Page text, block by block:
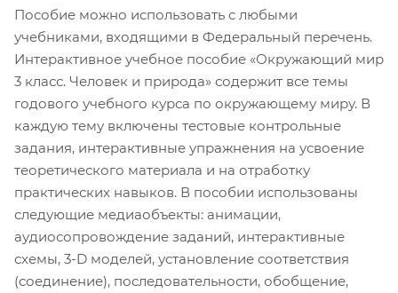
Пособие можно использовать с любыми
учебниками, входящими в Федеральный перечень.
Интерактивное учебное пособие «Окружающий мир
3 класс. Человек и природа» содержит все темы
годового учебного курса по окружающему миру. В
каждую тему включены тестовые контрольные
задания, интерактивные упражнения на усвоение
теоретического материала и на отработку
практических навыков. В пособии использованы
следующие медиаобъекты: анимации,
аудиосопровождение заданий, интерактивные
схемы, 3-D моделей, установление соответствия
(соединение), последовательности, обобщение,